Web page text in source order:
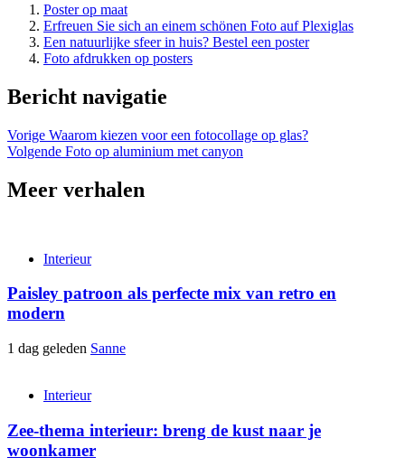
Poster op maat
Erfreuen Sie sich an einem schönen Foto auf Plexiglas
Een natuurlijke sfeer in huis? Bestel een poster
Foto afdrukken op posters
Bericht navigatie
Vorige Waarom kiezen voor een fotocollage op glas?
Volgende Foto op aluminium met canyon
Meer verhalen
Interieur
Paisley patroon als perfecte mix van retro en
modern
1 dag geleden Sanne
Interieur
Zee-thema interieur: breng de kust naar je
woonkamer